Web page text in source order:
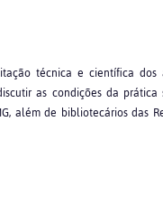
técnica e científica dos
as condições da
além de bibliotecários das